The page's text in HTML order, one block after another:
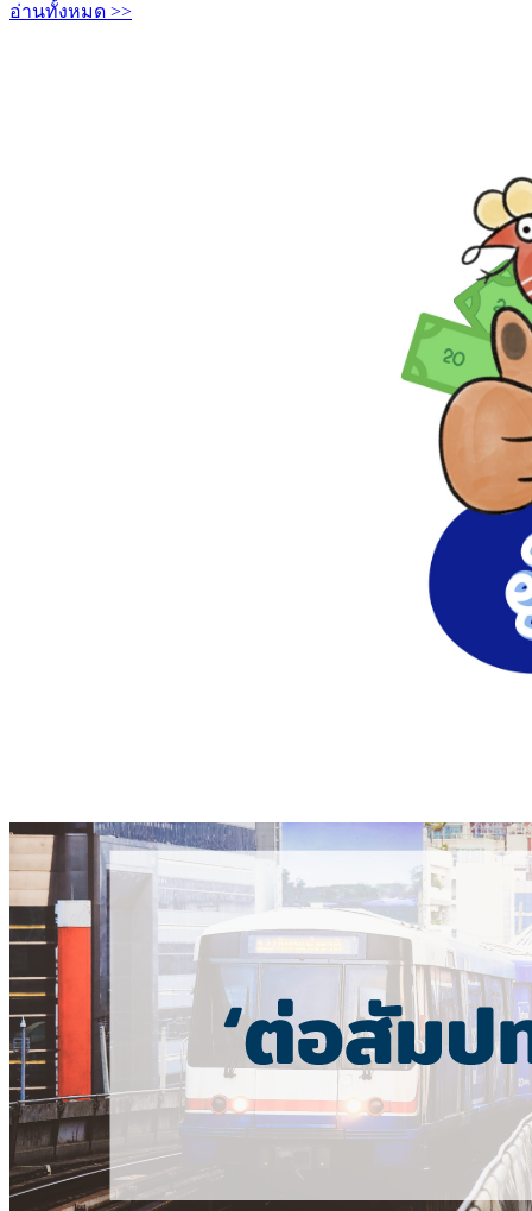
อ่านทั้งหมด >>